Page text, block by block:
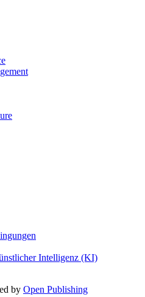
Intelligenz (KI)
by Open Publishing